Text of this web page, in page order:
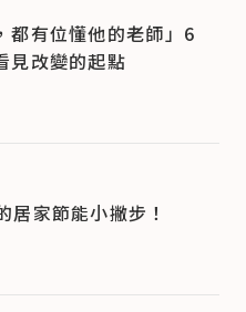
都有位懂他的老師」6
見改變的起點
居家節能小撇步！